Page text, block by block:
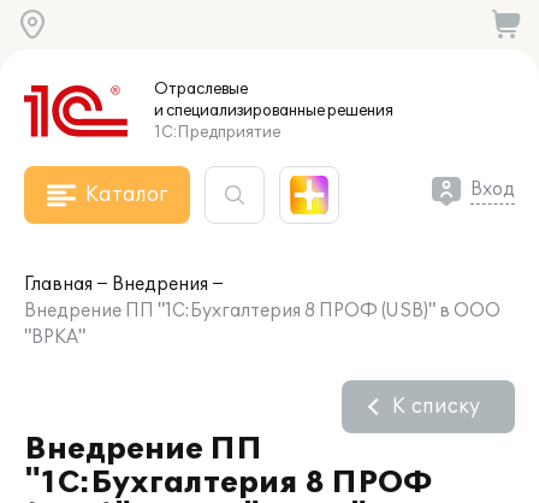
Отраслевые
и специализированныерешения
1С:Предприятие
Каталог Вход
Главная
Внедрения
Внедрение ПП "1С:Бухгалтерия 8 ПРОФ (USB)" в ООО
"ВРКА"
Внедрение ПП
"1С:Бухгалтерия 8 ПРОФ
К списку